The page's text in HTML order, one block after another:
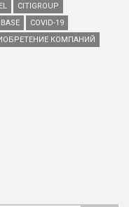
CITIGROUP
COVID-19
КОМПАНИЙ